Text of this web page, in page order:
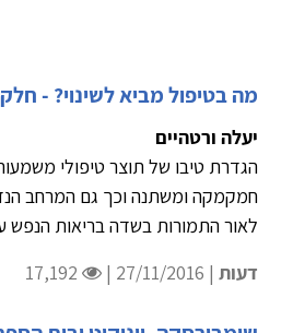
מה בטיפול מביא לשינוי? -
יעלה ורטהיים
הגדרת טיבו של תוצר טיפולי
חמקמקה ומשתנה וכך גם המרחב
לאור התמורות בשדה בריאות הנפש
דעות | 27/11/2016 |